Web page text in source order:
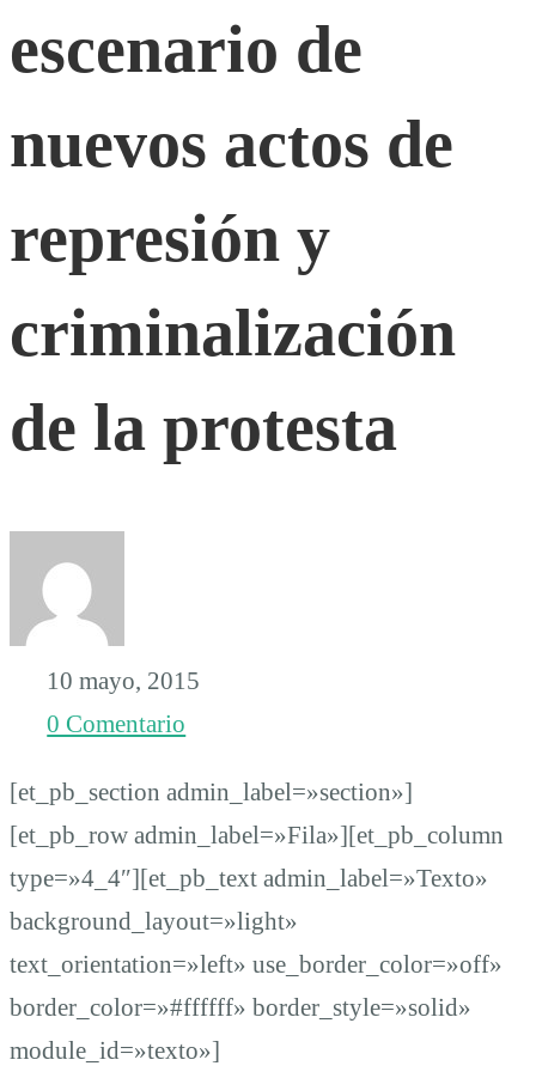
de
nuevos
actos
de
represión
criminalización
de
la
protesta
escenario de
nuevos actos de
represión y
criminalización
de la protesta
10 mayo, 2015
0 Comentario
[et_pb_section admin_label=»section»]
[et_pb_row admin_label=»Fila»][et_pb_column
type=»4_4″][et_pb_text admin_label=»Texto»
background_layout=»light»
text_orientation=»left» use_border_color=»off»
border_color=»#ffffff» border_style=»solid»
module_id=»texto»]